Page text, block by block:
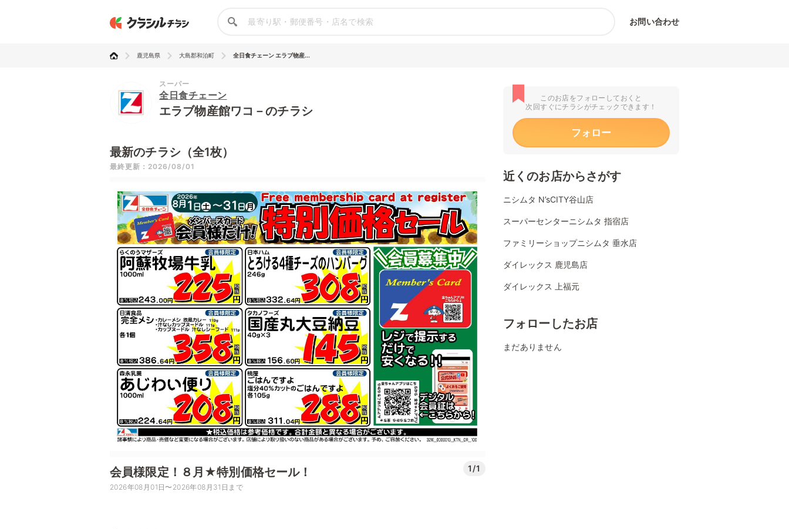
お問い合わせ
鹿児島県 大島郡和泊町 全日食チェーン エラブ物産...
スーパー
全日食チェーン
エラブ物産館ワコ－のチラシ
最新のチラシ（全1枚）
最終更新：2026/08/01
会員様限定！８月★特別価格セール！ 1/1
2026年08月01日〜2026年08月31日まで
このお店をフォローしておくと
次回すぐにチラシがチェックできます！
フォロー
近くのお店からさがす
ニシムタ N’sCITY谷山店
スーパーセンターニシムタ 指宿店
ファミリーショップニシムタ 垂水店
ダイレックス 鹿児島店
ダイレックス 上福元
フォローしたお店
まだありません